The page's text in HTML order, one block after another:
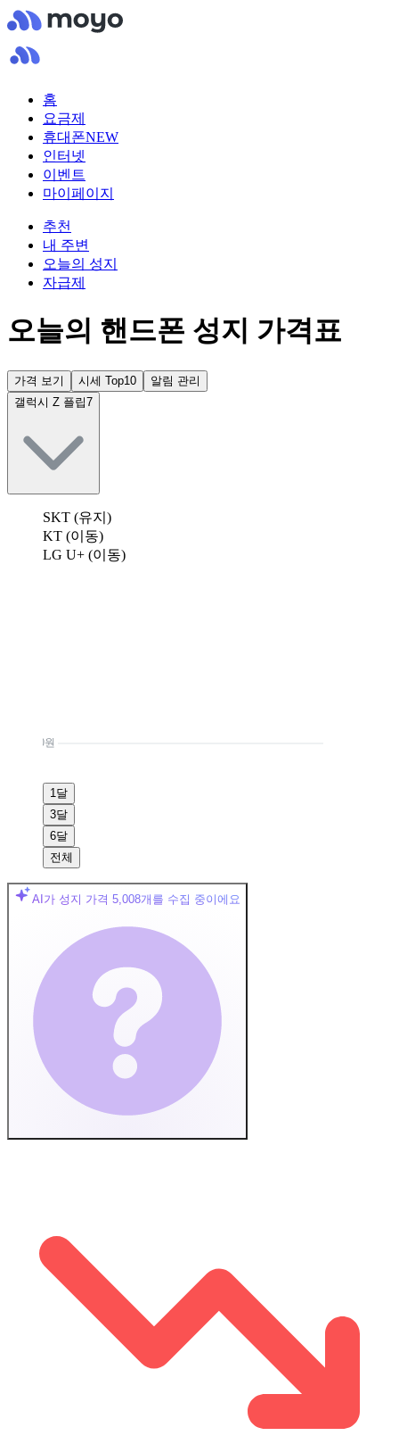
홈
요금제
휴대폰NEW
인터넷
이벤트
마이페이지
추천
내 주변
오늘의 성지
자급제
오늘의 핸드폰 성지 가격표
가격 보기 시세 Top10
알림 관리
갤럭시 Z 플립7
SKT (유지)
KT (이동)
LG U+ (이동)
0원
1달
3달
6달
전체
AI가 성지 가격 5,008개를 수집 중이에요